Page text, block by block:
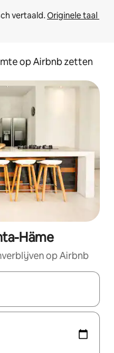
vertaald. Originele taal
op Airbnb zetten
Häme
op Airbnb
zijn, maak je een keuze